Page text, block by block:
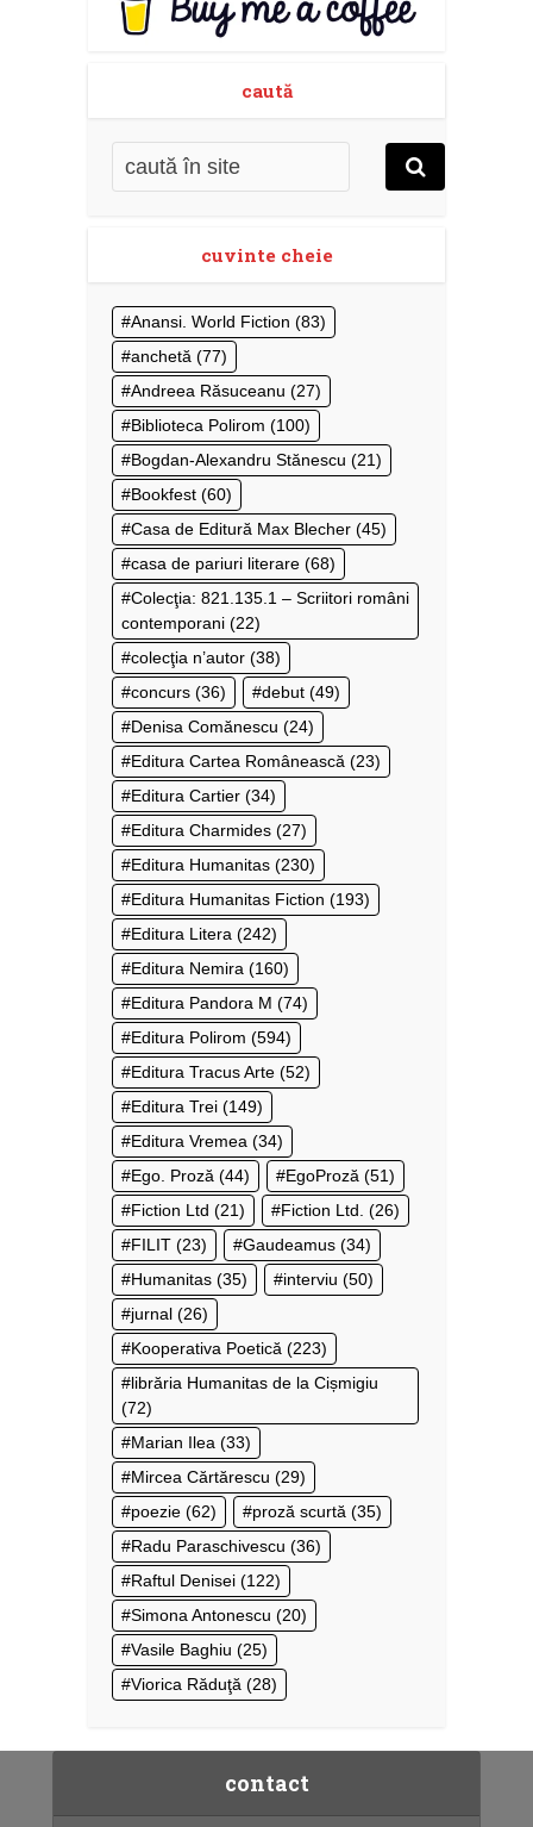
caută
cuvinte cheie
Anansi. World Fiction (83)
anchetă (77)
Andreea Răsuceanu (27)
Biblioteca Polirom (100)
Bogdan-Alexandru Stănescu (21)
Bookfest (60)
Casa de Editură Max Blecher (45)
casa de pariuri literare (68)
Colecţia: 821.135.1 – Scriitori români
contemporani (22)
colecţia n’autor (38)
concurs (36) debut (49)
Denisa Comănescu (24)
Editura Cartea Românească (23)
Editura Cartier (34)
Editura Charmides (27)
Editura Humanitas (230)
Editura Humanitas Fiction (193)
Editura Litera (242)
Editura Nemira (160)
Editura Pandora M (74)
Editura Polirom (594)
Editura Tracus Arte (52)
Editura Trei (149)
Editura Vremea (34)
Ego. Proză (44) EgoProză (51)
Fiction Ltd (21) Fiction Ltd. (26)
FILIT (23) Gaudeamus (34)
Humanitas (35) interviu (50)
jurnal (26)
Kooperativa Poetică (223)
librăria Humanitas de la Cișmigiu
(72)
Marian Ilea (33)
Mircea Cărtărescu (29)
poezie (62) proză scurtă (35)
Radu Paraschivescu (36)
Raftul Denisei (122)
Simona Antonescu (20)
Vasile Baghiu (25)
Viorica Răduţă (28)
contact